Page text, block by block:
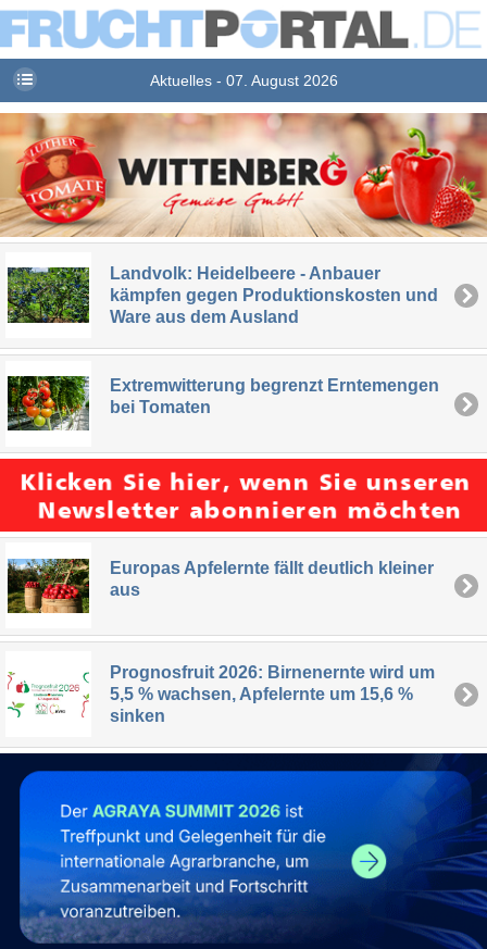
Aktuelles - 07. August 2026
Landvolk: Heidelbeere - Anbauer
kämpfen gegen Produktionskosten und
Ware aus dem Ausland
Extremwitterung begrenzt Erntemengen
bei Tomaten
Europas Apfelernte fällt deutlich kleiner
aus
Prognosfruit 2026: Birnenernte wird um
5,5 % wachsen, Apfelernte um 15,6 %
sinken